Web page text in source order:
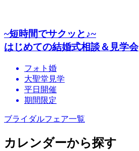
~短時間でサクッと♪~
はじめての結婚式相談＆見学会
フォト婚
大聖堂見学
平日開催
期間限定
ブライダルフェア一覧
カレンダーから探す